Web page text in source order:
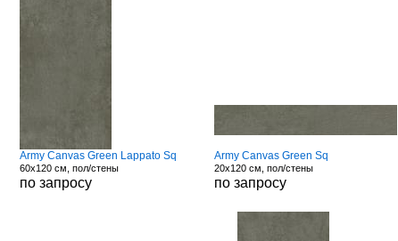
Army Canvas Green Lappato Sq
60x120 см, пол/стены
по запросу
Army Canvas Green Sq
20x120 см, пол/стены
по запросу